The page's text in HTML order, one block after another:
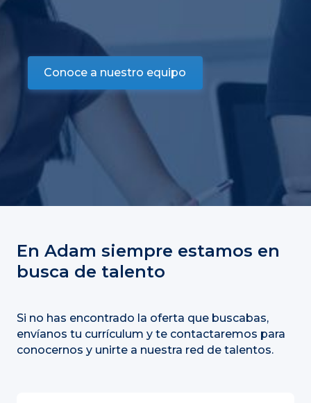
Conoce a nuestro equipo
En Adam siempre estamos en
busca de talento
Si no has encontrado la oferta que buscabas,
envíanos tu currículum y te contactaremos para
conocernos y unirte a nuestra red de talentos.